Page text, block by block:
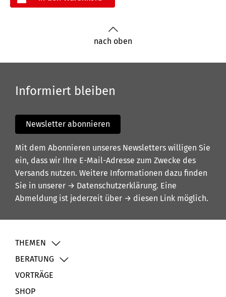
nach oben
Informiert bleiben
Newsletter abonnieren
Mit dem Abonnieren unseres Newsletters willigen Sie
ein, dass wir Ihre E-Mail-Adresse zum Zwecke des
Versands nutzen. Weitere Informationen dazu finden
Sie in unserer → Datenschutzerklärung. Eine
Abmeldung ist jederzeit über → diesen Link möglich.
THEMEN
BERATUNG
VORTRÄGE
SHOP